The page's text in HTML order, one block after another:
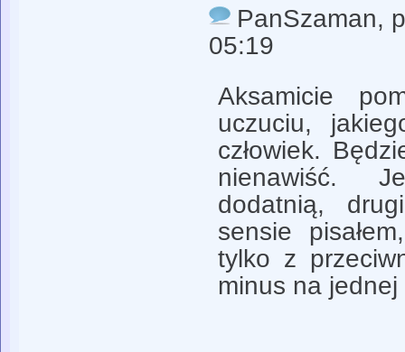
PanSzaman,
05:19
Aksamicie
uczuciu,
człowiek.
nienawiść.
dodatnią,
sensie
tylko z
minus na jednej